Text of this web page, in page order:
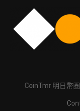
CoinTmr 明日幣